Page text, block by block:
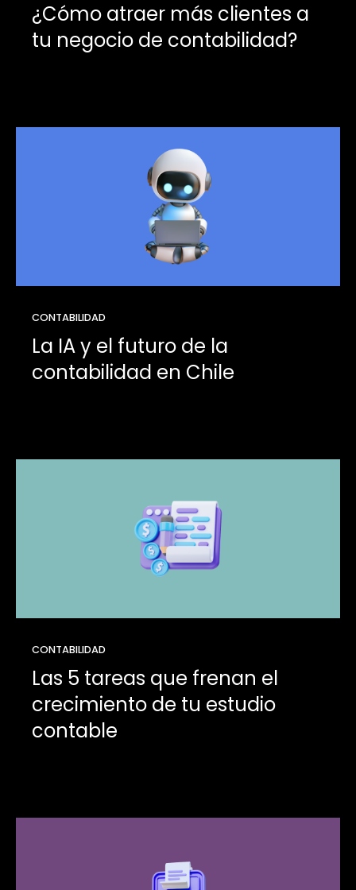
¿Cómo atraer más clientes a
tu negocio de contabilidad?
CONTABILIDAD
La IA y el futuro de la
contabilidad en Chile
CONTABILIDAD
Las 5 tareas que frenan el
crecimiento de tu estudio
contable